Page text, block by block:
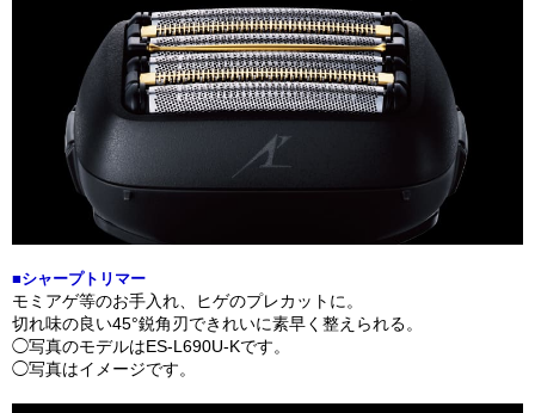
■シャープトリマー
モミアゲ等のお手入れ、ヒゲのプレカットに。
切れ味の良い45°鋭角刃できれいに素早く整えられる。
◯写真のモデルはES-L690U-Kです。
◯写真はイメージです。